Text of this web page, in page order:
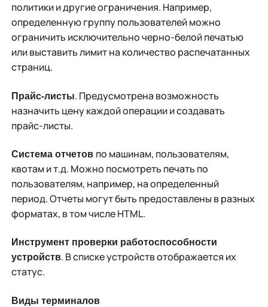
политики и другие ограничения. Например,
определенную группу пользователей можно
ограничить исключительно черно-белой печатью
или выставить лимит на количество распечатанных
страниц.
Прайс-листы. Предусмотрена возможность
назначить цену каждой операции и создавать
прайс-листы.
Система отчетов по машинам, пользователям,
квотам и т.д. Можно посмотреть печать по
пользователям, например, на определенный
период. Отчеты могут быть предоставлены в разных
форматах, в том числе HTML.
Инструмент проверки работоспособности
устройств. В списке устройств отображается их
статус.
Виды терминалов